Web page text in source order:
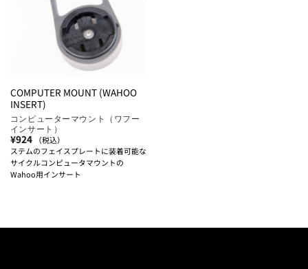
COMPUTER MOUNT (WAHOO
INSERT)
コンピューターマウント（ワフー
インサート）
¥924
（税込）
ステムのフェイスプレートに装着可能な
サイクルコンピュータマウントの
Wahoo用インサート